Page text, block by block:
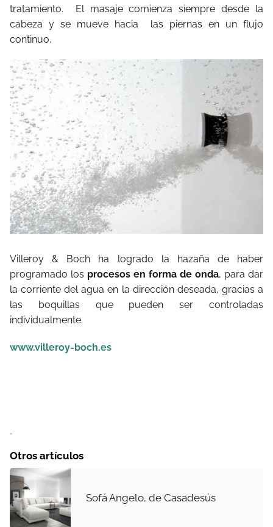
tratamiento. El masaje comienza siempre desde la
cabeza y se mueve hacia las piernas en un flujo
continuo.
Villeroy & Boch ha logrado la hazaña de haber
programado los procesos en forma de onda, para dar
la corriente del agua en la dirección deseada, gracias a
las boquillas que pueden ser controladas
individualmente.
www.villeroy-boch.es
Otros artículos
Sofá Angelo, de Casadesús